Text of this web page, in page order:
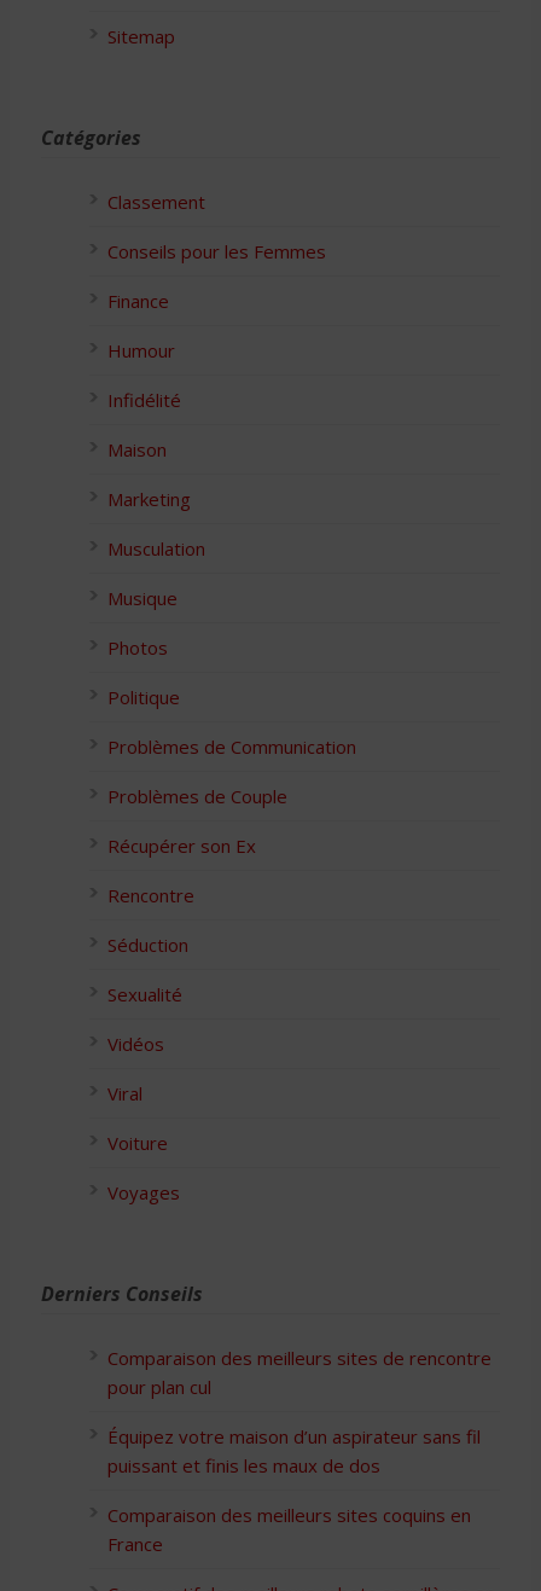
Sitemap
Catégories
Classement
Conseils pour les Femmes
Finance
Humour
Infidélité
Maison
Marketing
Musculation
Musique
Photos
Politique
Problèmes de Communication
Problèmes de Couple
Récupérer son Ex
Rencontre
Séduction
Sexualité
Vidéos
Viral
Voiture
Voyages
Derniers Conseils
Comparaison des meilleurs sites de rencontre
pour plan cul
Équipez votre maison d’un aspirateur sans fil
puissant et finis les maux de dos
Comparaison des meilleurs sites coquins en
France